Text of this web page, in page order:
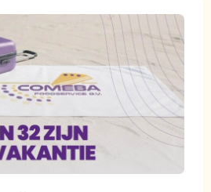
bent Namens het hele
alvast een fijne
in week 33! www.comeba.nl
#Week33